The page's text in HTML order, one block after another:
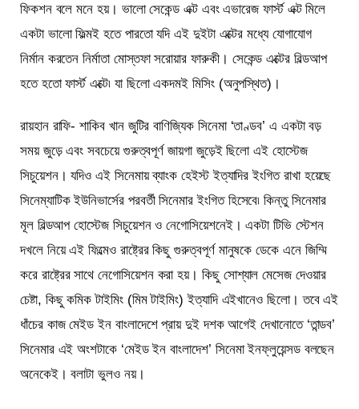
ফিকশন বলে মনে হয়। ভালো সেকেন্ড এক্ট এবং এভারেজ ফার্স্ট এক্ট মিলে
একটা ভালো ফিল্মই হতে পারতো যদি এই দুইটা এক্টের মধ্যে যোগাযোগ
নির্মান করতেন নির্মাতা মোস্তফা সরোয়ার ফারুকী। সেকেন্ড এক্টের বিল্ডআপ
হতে হতো ফার্স্ট এক্টে৷ যা ছিলো একদমই মিসিং (অনুপস্থিত)।
রায়হান রাফি- শাকিব খান জুটির বাণিজ্যিক সিনেমা ‘তাণ্ডব’ এ একটা বড়
সময় জুড়ে এবং সবচেয়ে গুরুত্বপূর্ণ জায়গা জুড়েই ছিলো এই হোস্টেজ
সিচুয়েশন। যদিও এই সিনেমায় ব্যাংক হেইস্ট ইত্যাদির ইংগিত রাখা হয়েছে
সিনেম্যাটিক ইউনিভার্সের পরবর্তী সিনেমার ইংগিত হিসেবে৷ কিন্তু সিনেমার
মূল বিল্ডআপ হোস্টেজ সিচুয়েশন ও নেগোসিয়েশনেই। একটা টিভি স্টেশন
দখলে নিয়ে এই ফিল্মেও রাষ্ট্রের কিছু গুরুত্বপূর্ণ মানুষকে ডেকে এনে জিম্মি
করে রাষ্ট্রের সাথে নেগোসিয়েশন করা হয়। কিছু সোশ্যাল মেসেজ দেওয়ার
চেষ্টা, কিছু কমিক টাইমিং (মিম টাইমিং) ইত্যাদি এইখানেও ছিলো। তবে এই
ধাঁচের কাজ মেইড ইন বাংলাদেশে প্রায় দুই দশক আগেই দেখানোতে ‘তান্ডব’
সিনেমার এই অংশটাকে ‘মেইড ইন বাংলাদেশ’ সিনেমা ইনফ্লুয়েন্সড বলছেন
অনেকেই। বলাটা ভুলও নয়।